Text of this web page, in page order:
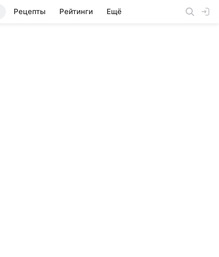
Рецепты Рейтинги Ещё